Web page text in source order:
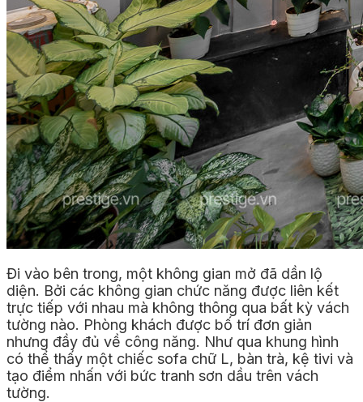
Đi vào bên trong, một không gian mở đã dần lộ
diện. Bởi các không gian chức năng được liên kết
trực tiếp với nhau mà không thông qua bất kỳ vách
tường nào. Phòng khách được bố trí đơn giản
nhưng đầy đủ về công năng. Như qua khung hình
có thể thấy một chiếc sofa chữ L, bàn trà, kệ tivi và
tạo điểm nhấn với bức tranh sơn dầu trên vách
tường.